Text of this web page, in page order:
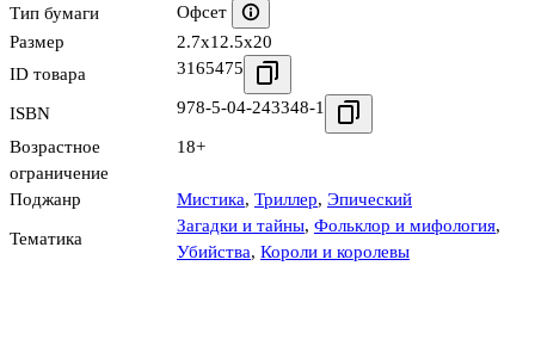
Тип бумаги
Офсет
Размер
2.7x12.5x20
ID товара
3165475
ISBN 978-5-04-243348-1
Возрастное
ограничение
18+
Поджанр Мистика, Триллер, Эпический
Тематика
Загадки и тайны, Фольклор и мифология,
Убийства, Короли и королевы